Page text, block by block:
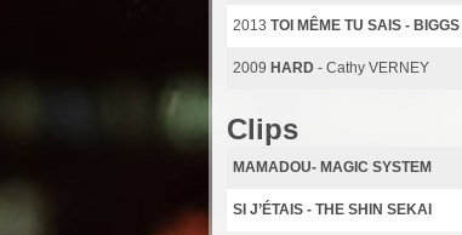
2013 TOI MÊME TU SAIS - BIGGS
2009 HARD - Cathy VERNEY
Clips
MAMADOU- MAGIC SYSTEM
SI J’ÉTAIS - THE SHIN SEKAI